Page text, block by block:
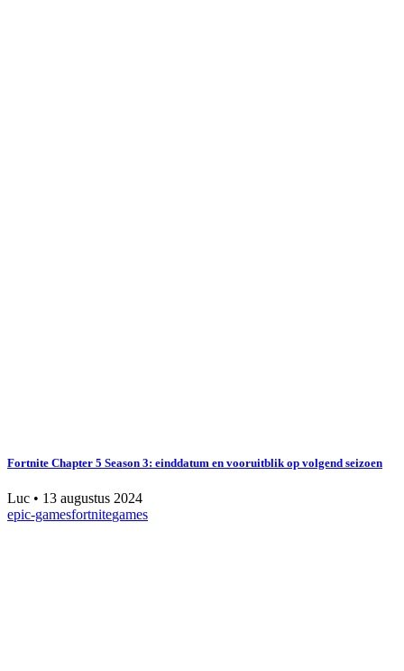
Fortnite Chapter 5 Season 3: einddatum en vooruitblik op volgend seizoen
Luc • 13 augustus 2024
epic-gamesfortnitegames